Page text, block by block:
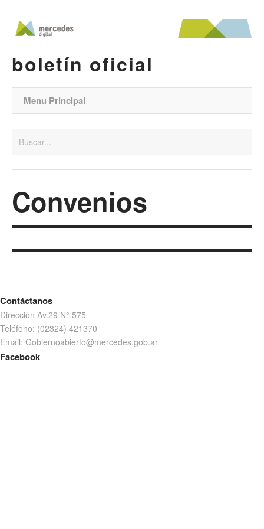
boletín oficial
Menu Principal
Convenios
It seems we can't find what you're looking for. Perhaps
searching can help.
Contáctanos
Dirección Av.29 N° 575
Teléfono: (02324) 421370
Email: Gobiernoabierto@mercedes.gob.ar
Facebook